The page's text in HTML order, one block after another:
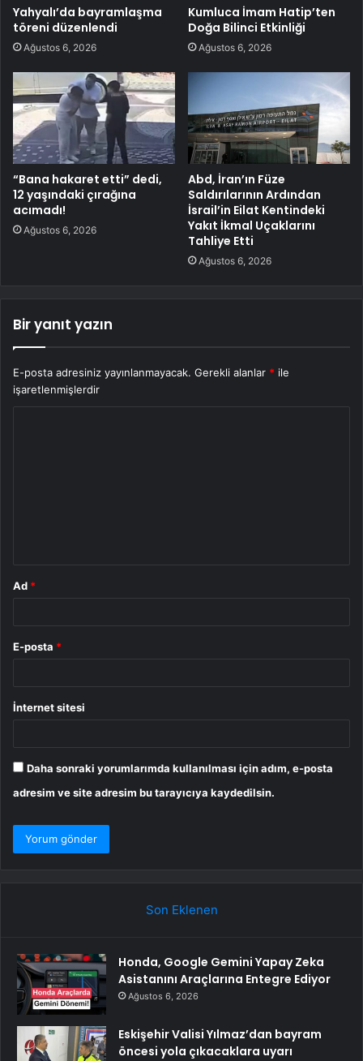
Yahyalı’da bayramlaşma
töreni düzenlendi
Ağustos 6, 2026
Kumluca İmam Hatip’ten
Doğa Bilinci Etkinliği
Ağustos 6, 2026
“Bana hakaret etti” dedi,
12 yaşındaki çırağına
acımadı!
Ağustos 6, 2026
Abd, İran’ın Füze
Saldırılarının Ardından
İsrail’in Eilat Kentindeki
Yakıt İkmal Uçaklarını
Tahliye Etti
Ağustos 6, 2026
Bir yanıt yazın
E-posta adresiniz yayınlanmayacak. Gerekli alanlar * ile
işaretlenmişlerdir
Ad *
E-posta *
İnternet sitesi
Daha sonraki yorumlarımda kullanılması için adım, e-posta
adresim ve site adresim bu tarayıcıya kaydedilsin.
Son Eklenen
Honda, Google Gemini Yapay Zeka
Asistanını Araçlarına Entegre Ediyor
Ağustos 6, 2026
Eskişehir Valisi Yılmaz’dan bayram
öncesi yola çıkacaklara uyarı